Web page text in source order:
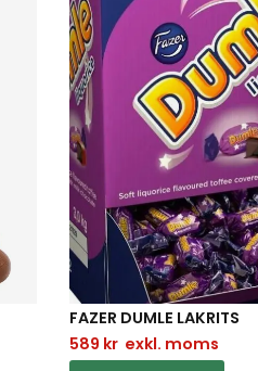
FAZER DUMLE LAKRITS
589 krexkl. moms